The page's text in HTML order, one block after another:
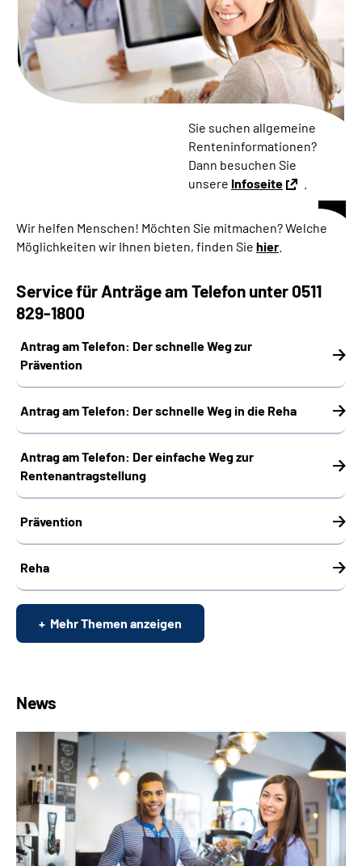
Online-Services
Inhalte in Gebärdensprache (DGS)
Leichte Sprache
Wir helfen Menschen! Möchten Sie mitmachen? Welche
Möglichkeiten wir Ihnen bieten, finden Sie hier
Sie suchen allgemeine
Renteninformationen?
Dann besuchen Sie
unsere Infoseite
Service für Anträge am Telefon unter 0511
829-1800
Antrag am Telefon: Der schnelle Weg zur
Prävention
Antrag am Telefon: Der schnelle Weg in die Reha
Antrag am Telefon: Der einfache Weg zur
Rentenantragstellung
Prävention
Reha
Mehr Themen anzeigen
News